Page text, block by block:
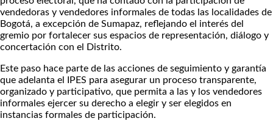
vendedoras y vendedores informales de todas las localidades de
Bogotá, a excepción de Sumapaz, reflejando el interés del
gremio por fortalecer sus espacios de representación, diálogo y
concertación con el Distrito.
Este paso hace parte de las acciones de seguimiento y garantía
que adelanta el IPES para asegurar un proceso transparente,
organizado y participativo, que permita a las y los vendedores
informales ejercer su derecho a elegir y ser elegidos en
instancias formales de participación.